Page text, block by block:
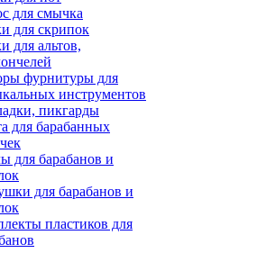
для смычка
для скрипок
для альтов,
фурнитуры для
инструментов
пикгарды
для барабанных
для барабанов и
для барабанов и
пластиков для